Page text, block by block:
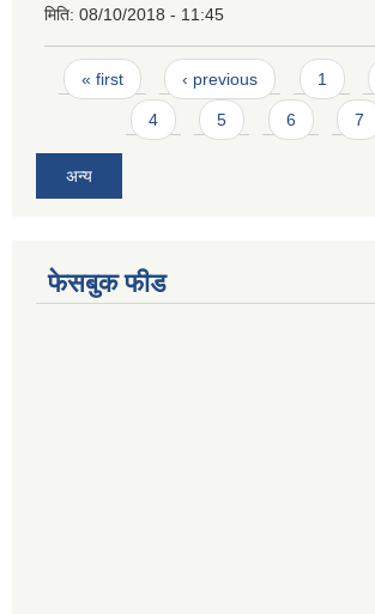
मिति: 08/10/2018 - 11:45
Pages
« first ‹ previous 1
4 5 6 7
अन्य
फेसबुक फीड